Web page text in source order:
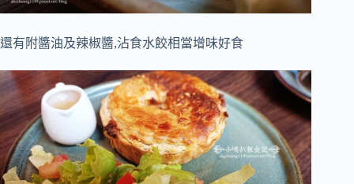
還有附醬油及辣椒醬,沾食水餃相當增味好食